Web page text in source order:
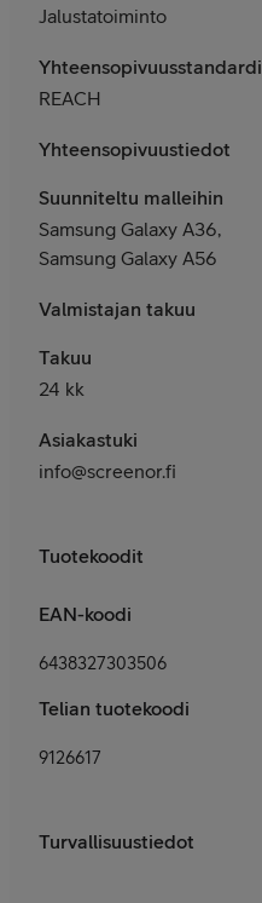
Jalustatoiminto
Yhteensopivuusstandardit
REACH
Yhteensopivuustiedot
Suunniteltu malleihin
Samsung Galaxy A36,
Samsung Galaxy A56
Valmistajan takuu
Takuu
24 kk
Asiakastuki
info@screenor.fi
Tuotekoodit
EAN-koodi
6438327303506
Telian tuotekoodi
9126617
Turvallisuustiedot